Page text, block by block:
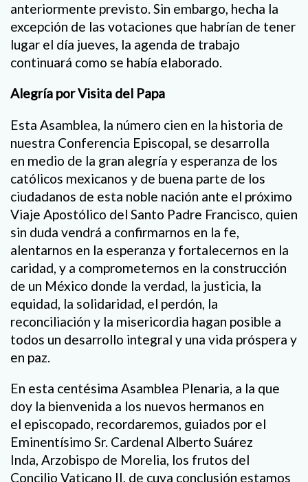
anteriormente previsto. Sin embargo, hecha la
excepción de las votaciones que habrían de tener
lugar el día jueves, la agenda de trabajo
continuará como se había elaborado.
Alegría por Visita del Papa
Esta Asamblea, la número cien en la historia de
nuestra Conferencia Episcopal, se desarrolla
en medio de la gran alegría y esperanza de los
católicos mexicanos y de buena parte de los
ciudadanos de esta noble nación ante el próximo
Viaje Apostólico del Santo Padre Francisco, quien
sin duda vendrá a confirmarnos en la fe,
alentarnos en la esperanza y fortalecernos en la
caridad, y a comprometernos en la construcción
de un México donde la verdad, la justicia, la
equidad, la solidaridad, el perdón, la
reconciliación y la misericordia hagan posible a
todos un desarrollo integral y una vida próspera y
en paz.
En esta centésima Asamblea Plenaria, a la que
doy la bienvenida a los nuevos hermanos en
el episcopado, recordaremos, guiados por el
Eminentísimo Sr. Cardenal Alberto Suárez
Inda, Arzobispo de Morelia, los frutos del
Concilio Vaticano II, de cuya conclusión estamos